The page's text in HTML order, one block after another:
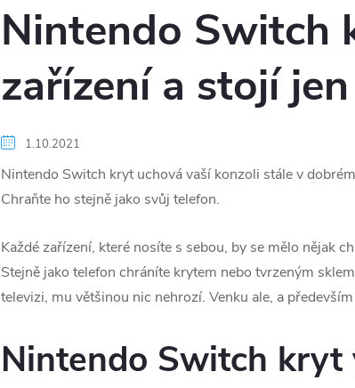
Nintendo Switch
zařízení a stojí
1.10.2021
Nintendo Switch kryt uchová vaší konzoli stále v
Chraňte ho stejně jako svůj telefon.
Každé zařízení, které nosíte s sebou, by se mělo nějak
Stejně jako telefon chráníte krytem nebo tvrzeným
televizi, mu většinou nic nehrozí. Venku ale, a
Nintendo Switch kryt